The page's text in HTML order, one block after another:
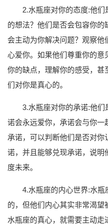
2.水瓶座对你的态度:他
的想法？他们是否会包容你
会主动为你解决问题？观察
心爱你。如果他们尊重你的意
你的缺点，理解你的感受，甚
们对你是真心的。
3.水瓶座对你的承诺:他
诺会永远爱你，承诺会与你一
承诺，可以判断他们是否对
诺，并且能够兑现承诺，说
度未来。
4.水瓶座的内心世界:水
的，但他们内心其实非常渴
水瓶座的真心，就需要主动